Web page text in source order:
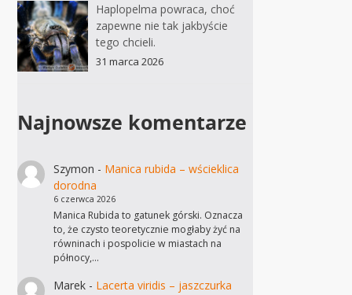
Haplopelma powraca, choć
zapewne nie tak jakbyście
tego chcieli.
31 marca 2026
Najnowsze komentarze
Szymon - Manica rubida – wścieklica
dorodna
6 czerwca 2026
Manica Rubida to gatunek górski. Oznacza
to, że czysto teoretycznie mogłaby żyć na
równinach i pospolicie w miastach na
północy,…
Marek- Lacerta viridis – jaszczurka